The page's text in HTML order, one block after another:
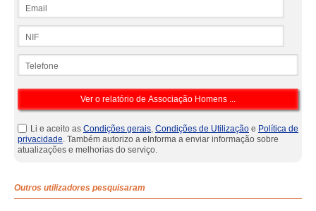
Li e aceito as Condições gerais, Condições de Utilização e Política de
privacidade. Também autorizo a eInforma a enviar informação sobre
atualizações e melhorias do serviço.
Outros utilizadores pesquisaram